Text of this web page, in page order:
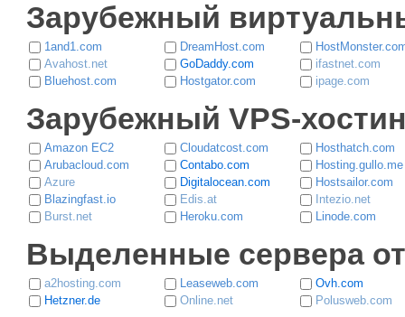
Зарубежный
1and1.com
Avahost.net
Bluehost.com
DreamHost.com
GoDaddy.com
Hostgator.com
ifastnet.com
ipage.com
Зарубежный VPS-
Amazon EC2
Arubacloud.com
Azure
Blazingfast.io
Burst.net
Cloudatcost.com
Contabo.com
Digitalocean.com
Edis.at
Heroku.com
Hosthatch.com
Hosting.gullo.me
Hostsailor.com
Intezio.net
Linode.com
Выделенные сервера
a2hosting.com
Hetzner.de
Leaseweb.com
Online.net
Ovh.com
Polusweb.com